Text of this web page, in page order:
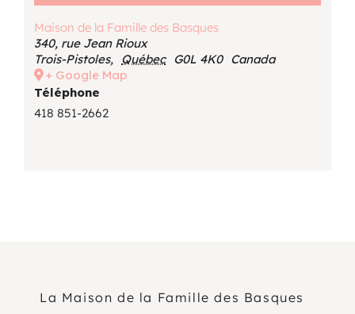
Maison de la Famille des Basques
340, rue Jean Rioux
Trois-Pistoles, Québec G0L 4K0 Canada
+ Google Map
Téléphone
418 851-2662
La Maison de la Famille des Basques